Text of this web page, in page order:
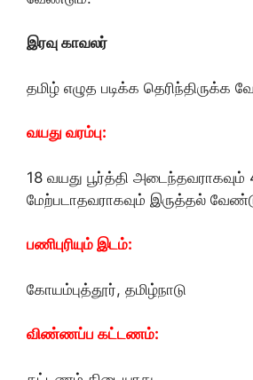
இரவு காவலர்
தமிழ் எழுத படிக்க தெரிந்திருக்க
வயது வரம்பு:
18 வயது பூர்த்தி அடைந்தவராகவும்
மேற்படாதவராகவும் இருத்தல்
பணிபுரியும் இடம்:
கோயம்புத்தூர், தமிழ்நாடு
விண்ணப்ப கட்டணம்: